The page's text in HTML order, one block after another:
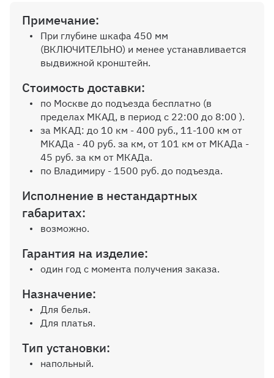
Выбрать
Угловой элемент
Внутр. выдвижной ящик на
роликовых направляющих, без
ручек
Внутр. выдвижной ящик на
шариков. направляющих (100%
выдвижения), без ручек
Примечание:
При глубине шкафа 450 мм
(ВКЛЮЧИТЕЛЬНО) и менее устанавливается
выдвижной кронштейн.
Стоимость доставки:
по Москве до подъезда бесплатно (в
пределах МКАД, в период с 22:00 до 8:00 ).
за МКАД: до 10 км - 400 руб., 11-100 км от
МКАДа - 40 руб. за км, от 101 км от МКАДа -
45 руб. за км от МКАДа.
по Владимиру - 1500 руб. до подъезда.
Исполнение в нестандартных
габаритах:
возможно.
Гарантия на изделие:
один год с момента получения заказа.
Назначение:
Для белья.
Для платья.
Тип установки:
напольный.